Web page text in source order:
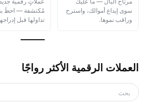
سوى إيداع أموالك، واسترح
وراقب نموها.
مُكتشفة — احظَ
تداولها قبل
العملات الرقمية الأكثر رواجًا
بحث